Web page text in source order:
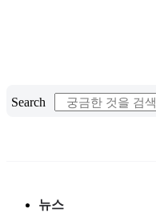
건
Search
뉴스